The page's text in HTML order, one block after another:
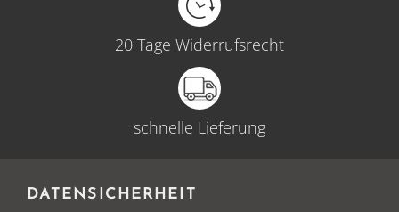
20 Tage Widerrufsrecht
schnelle Lieferung
DATENSICHERHEIT